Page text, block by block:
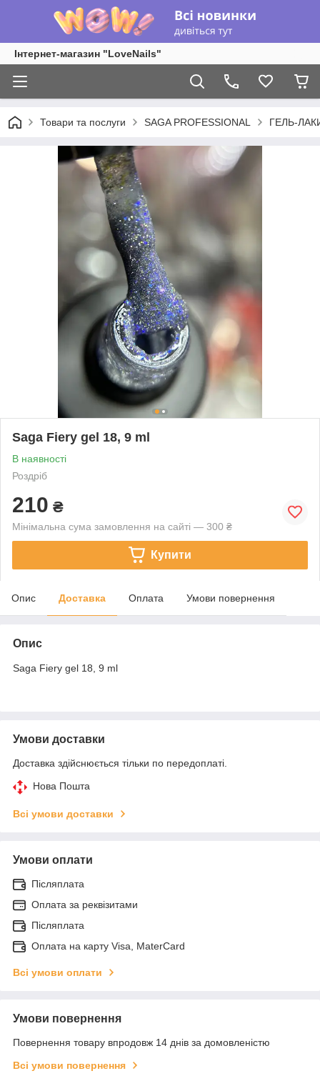
Інтернет-магазин "LoveNails"
Товари та послуги SAGA PROFESSIONAL ГЕЛЬ-
Saga Fiery gel 18, 9 ml
В наявності
Роздріб
210 ₴
Мінімальна сума замовлення на сайті — 300 ₴
Купити
Опис Доставка Оплата Умови повернення
Опис
Saga Fiery gel 18, 9 ml
Умови доставки
Доставка здійснюється тільки по передоплаті.
Нова Пошта
Всі умови доставки
Умови оплати
Післяплата
Оплата за реквізитами
Післяплата
Оплата на карту Visa, MaterCard
Всі умови оплати
Умови повернення
Повернення товару впродовж 14 днів за домовленістю
Всі умови повернення